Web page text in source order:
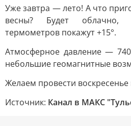
Уже завтра — лето! А что
весны? Будет облачно,
термометров покажут +15°.
Атмосферное давление —
небольшие геомагнитные
Желаем провести воскресенье
Источник: Канал в МАКС